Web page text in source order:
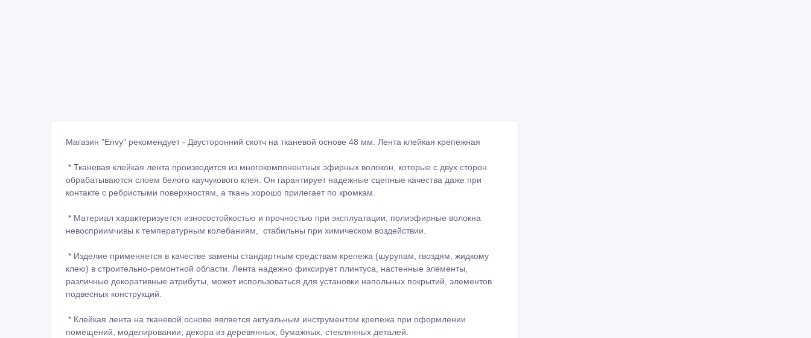
Магазин "Envy" рекомендует - Двусторонний скотч на тканевой основе 48 мм. Лента клейкая крепежная
*️ Тканевая клейкая лента производится из многокомпонентных эфирных волокон, которые с двух сторон
обрабатываются слоем белого каучукового клея. Он гарантирует надежные сцепные качества даже при
контакте с ребристыми поверхностям, а ткань хорошо прилегает по кромкам.
*️ Материал характеризуется износостойкостью и прочностью при эксплуатации, полиэфирные волокна
невосприимчивы к температурным колебаниям, стабильны при химическом воздействии.
*️ Изделие применяется в качестве замены стандартным средствам крепежа (шурупам, гвоздям, жидкому
клею) в строительно-ремонтной области. Лента надежно фиксирует плинтуса, настенные элементы,
различные декоративные атрибуты, может использоваться для установки напольных покрытий, элементов
подвесных конструкций.
*️ Клейкая лента на тканевой основе является актуальным инструментом крепежа при оформлении
помещений, моделировании, декора из деревянных, бумажных, стеклянных деталей.